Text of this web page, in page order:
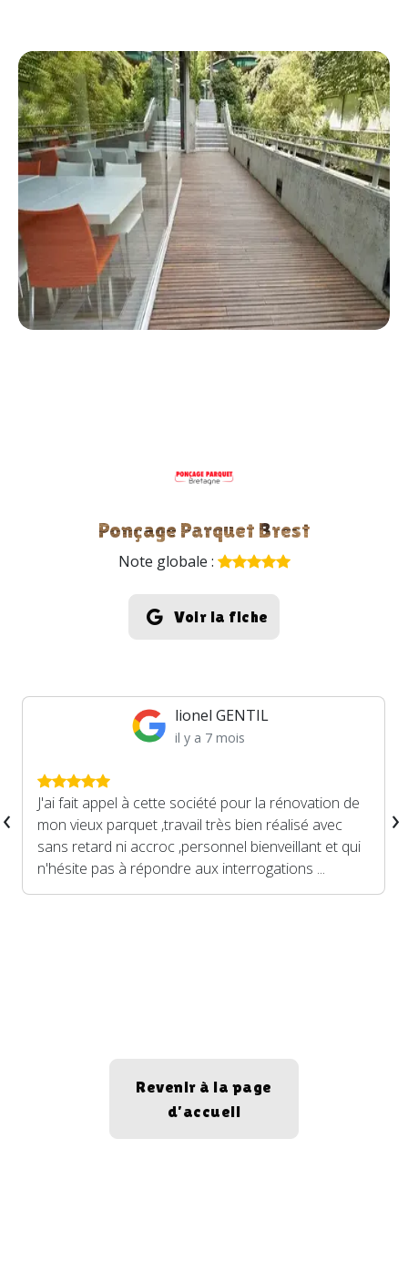
Ponçage Parquet Brest
Note globale :
Voir la fiche
lionel GENTIL
il y a 7 mois
J'ai fait appel à cette société pour la rénovation de
mon vieux parquet ,travail très bien réalisé avec
sans retard ni accroc ,personnel bienveillant et qui
n'hésite pas à répondre aux interrogations ...
‹ ›
Revenir à la page
d’accueil